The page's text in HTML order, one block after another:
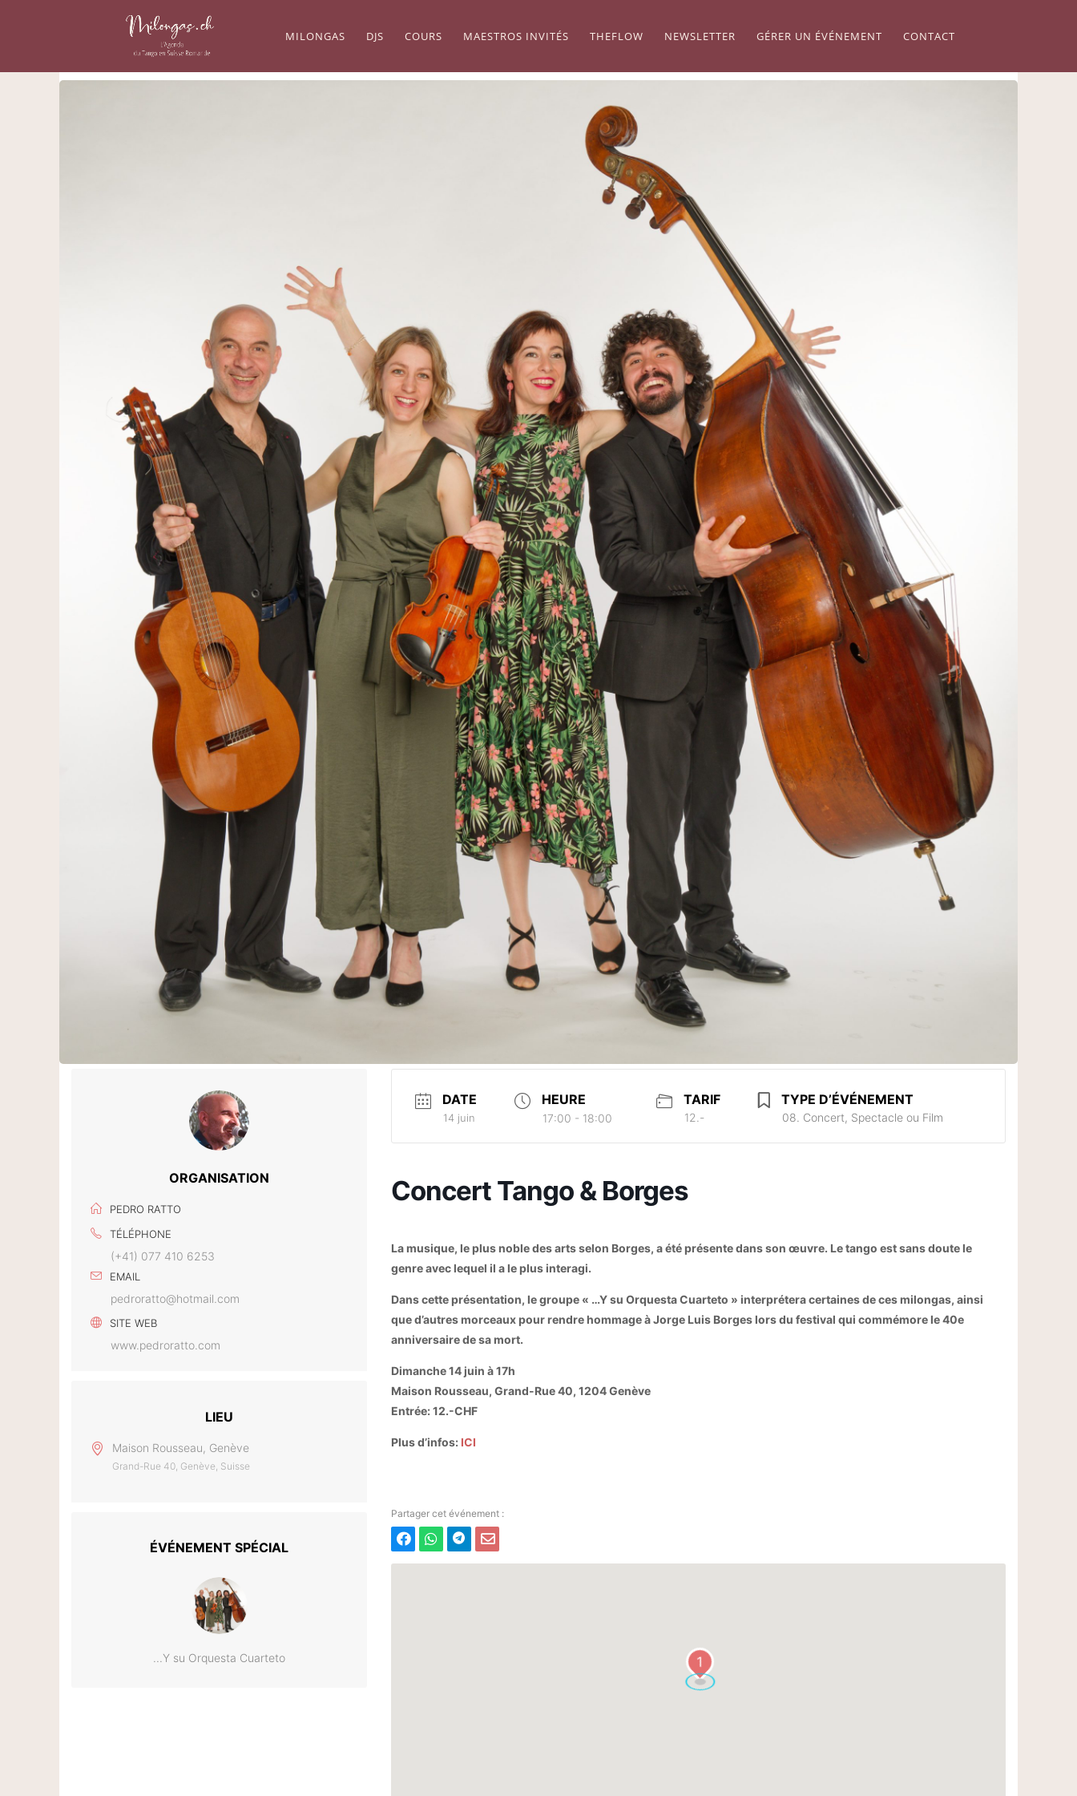
MILONGAS DJS COURS MAESTROS INVITÉS THEFLOW NEWSLETTER GÉRER UN ÉVÉNEMENT CONTACT
ORGANISATION
PEDRO RATTO
TÉLÉPHONE
(+41) 077 410 6253
EMAIL
pedroratto@hotmail.com
SITE WEB
www.pedroratto.com
LIEU
Maison Rousseau, Genève
Grand-Rue 40, Genève, Suisse
ÉVÉNEMENT SPÉCIAL
...Y su Orquesta Cuarteto
DATE
14 juin
HEURE
17:00 - 18:00
TARIF
12.-
TYPE D’ÉVÉNEMENT
08. Concert, Spectacle ou Film
Concert Tango & Borges
La musique, le plus noble des arts selon Borges, a été présente dans son œuvre. Le tango est sans doute le
genre avec lequel il a le plus interagi.
Dans cette présentation, le groupe « …Y su Orquesta Cuarteto » interprétera certaines de ces milongas, ainsi
que d’autres morceaux pour rendre hommage à Jorge Luis Borges lors du festival qui commémore le 40e
anniversaire de sa mort.
Dimanche 14 juin à 17h
Maison Rousseau, Grand-Rue 40, 1204 Genève
Entrée: 12.-CHF
Plus d’infos: ICI
1